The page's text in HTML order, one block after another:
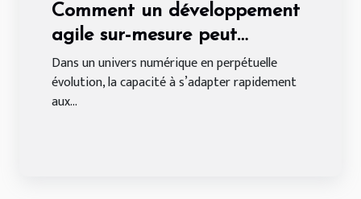
Comment un développement
agile sur-mesure peut
transformer votre entreprise ?
Dans un univers numérique en perpétuelle
évolution, la capacité à s’adapter rapidement
aux...